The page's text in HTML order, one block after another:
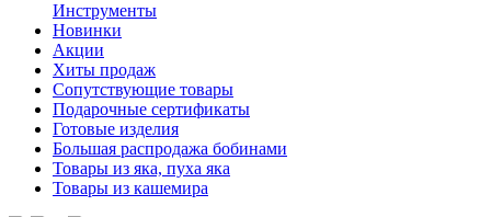
Инструменты
Новинки
Акции
Хиты продаж
Сопутствующие товары
Подарочные сертификаты
Готовые изделия
Большая распродажа бобинами
Товары из яка, пуха яка
Товары из кашемира